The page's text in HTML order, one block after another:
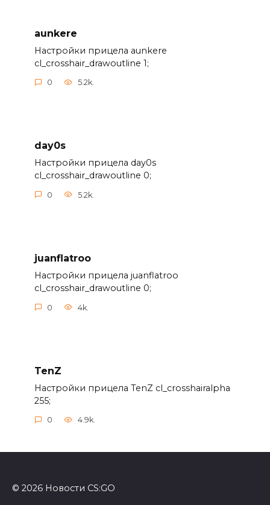
aunkere
Настройки прицела aunkere
cl_crosshair_drawoutline 1;
0 5.2k.
day0s
Настройки прицела day0s
cl_crosshair_drawoutline 0;
0 5.2k.
juanflatroo
Настройки прицела juanflatroo
cl_crosshair_drawoutline 0;
0 4k.
TenZ
Настройки прицела TenZ cl_crosshairalpha
255;
0 4.9k.
© 2026 Новости CS:GO